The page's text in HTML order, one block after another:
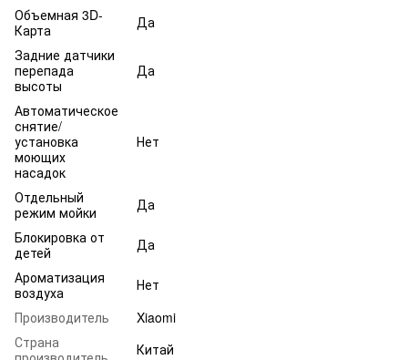
Объемная 3D-
Карта
Да
Задние датчики
перепада
высоты
Да
Автоматическое
снятие/
установка
моющих
насадок
Нет
Отдельный
режим мойки
Да
Блокировка от
детей
Да
Ароматизация
воздуха
Нет
Производитель
Xiaomi
Страна
Китай